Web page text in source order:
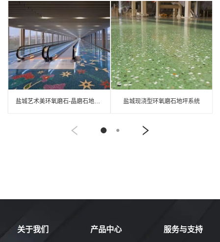
盐城艺术美环氧磨石-晶磨石地坪介绍 盐城现浇型环氧磨石地坪系统
关于我们 产品中心 服务与支持